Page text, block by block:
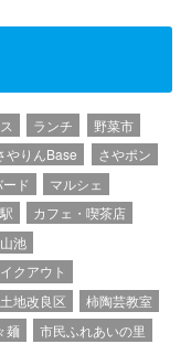
ランチ
野菜市
やりんBase
さやポン
ド
マルシェ
カフェ・喫茶店
池
クアウト
地改良区
柿陶芸教室
麺
市民ふれあいの里